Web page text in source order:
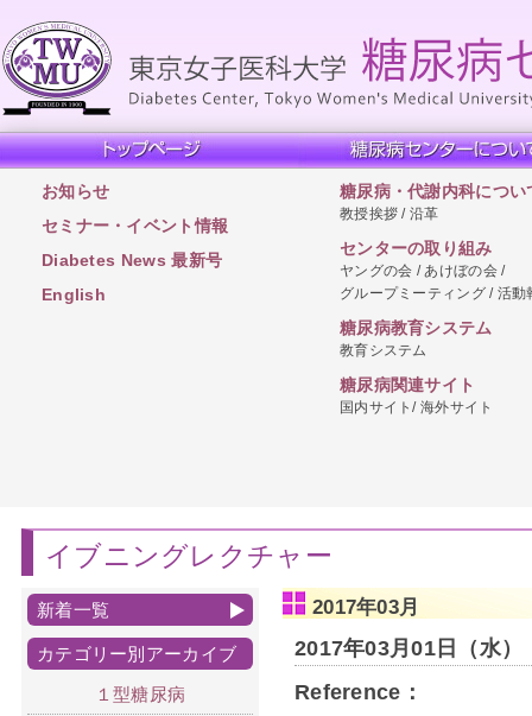
お知らせ
セミナー・イベント情報
Diabetes News 最新号
English
糖尿病・代謝内科につい
教授挨拶 / 沿革
センターの取り組み
ヤングの会 / あけぼの会 /
グループミーティング / 活動
糖尿病教育システム
教育システム
糖尿病関連サイト
国内サイト/ 海外サイト
イブニングレクチャー
2017年03月
2017年03月01日（水）
Reference：
新着一覧
カテゴリー別アーカイブ
１型糖尿病